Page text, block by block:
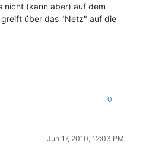
nicht (kann aber) auf dem
über das "Netz" auf die
0
Jun 17, 2010, 12:03 PM